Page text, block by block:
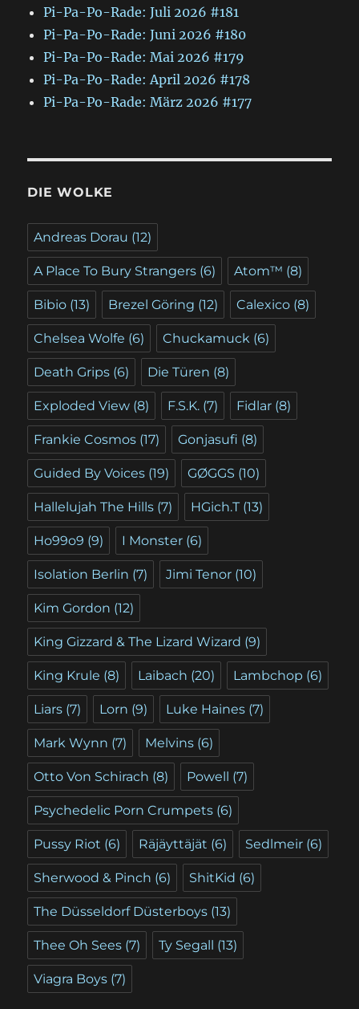
Pi-Pa-Po-Rade: Juli 2026 #181
Pi-Pa-Po-Rade: Juni 2026 #180
Pi-Pa-Po-Rade: Mai 2026 #179
Pi-Pa-Po-Rade: April 2026 #178
Pi-Pa-Po-Rade: März 2026 #177
DIE WOLKE
Andreas Dorau (12)
A Place To Bury Strangers (6) Atom™ (8)
Bibio (13) Brezel Göring (12) Calexico (8)
Chelsea Wolfe (6) Chuckamuck (6)
Death Grips (6) Die Türen (8)
Exploded View (8) F.S.K. (7) Fidlar (8)
Frankie Cosmos (17) Gonjasufi (8)
Guided By Voices (19) GØGGS (10)
Hallelujah The Hills (7) HGich.T (13)
Ho99o9 (9) I Monster (6)
Isolation Berlin (7) Jimi Tenor (10)
Kim Gordon (12)
King Gizzard & The Lizard Wizard (9)
King Krule (8) Laibach (20) Lambchop (6)
Liars (7) Lorn (9) Luke Haines (7)
Mark Wynn (7) Melvins (6)
Otto Von Schirach (8) Powell (7)
Psychedelic Porn Crumpets (6)
Pussy Riot (6) Räjäyttäjät (6) Sedlmeir (6)
Sherwood & Pinch (6) ShitKid (6)
The Düsseldorf Düsterboys (13)
Thee Oh Sees (7) Ty Segall (13)
Viagra Boys (7)